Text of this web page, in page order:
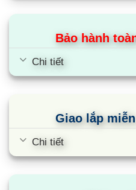
gia đình.
Dàn tản nhiệt
gian
dàn tản nhiệt đồng
xoắn) truyền nhiệt tốt,
Bảo hành
Chi tiết
Giao lắp
Chi tiết